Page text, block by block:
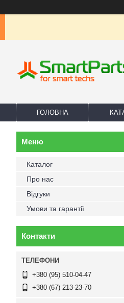
ГОЛОВНА
Каталог
Про нас
Відгуки
Умови та гарантії
Контакти
+380 (95) 510-04-47
+380 (67) 213-23-70